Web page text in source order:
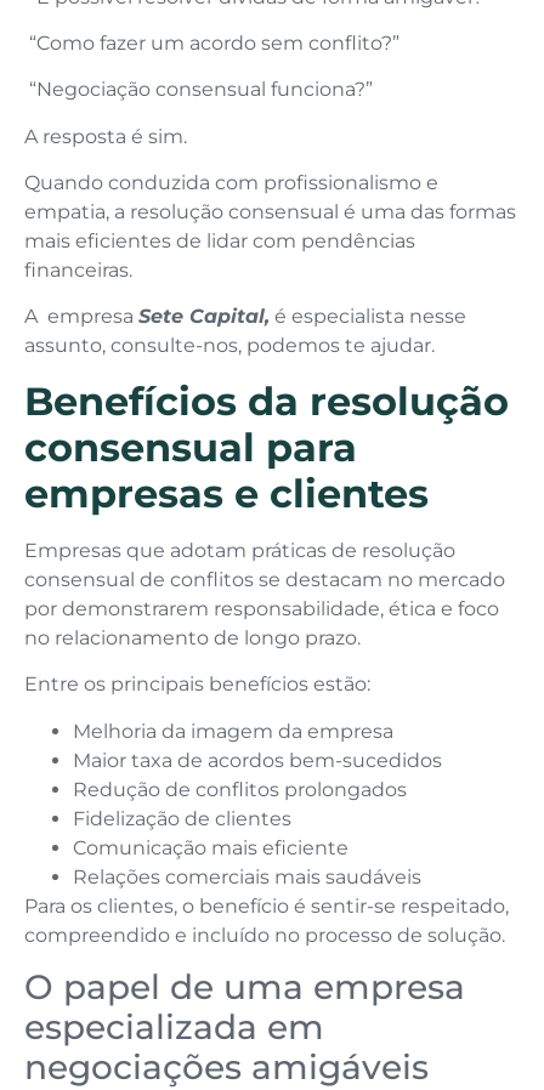
“Como fazer um acordo sem conflito?”
“Negociação consensual funciona?”
A resposta é sim.
Quando conduzida com profissionalismo e
empatia, a resolução consensual é uma das formas
mais eficientes de lidar com pendências
financeiras.
A empresa Sete Capital, é especialista nesse
assunto, consulte-nos, podemos te ajudar.
Benefícios da resolução
consensual para
empresas e clientes
Empresas que adotam práticas de resolução
consensual de conflitos se destacam no mercado
por demonstrarem responsabilidade, ética e foco
no relacionamento de longo prazo.
Entre os principais benefícios estão:
Melhoria da imagem da empresa
Maior taxa de acordos bem-sucedidos
Redução de conflitos prolongados
Fidelização de clientes
Comunicação mais eficiente
Relações comerciais mais saudáveis
Para os clientes, o benefício é sentir-se respeitado,
compreendido e incluído no processo de solução.
O papel de uma empresa
especializada em
negociações amigáveis